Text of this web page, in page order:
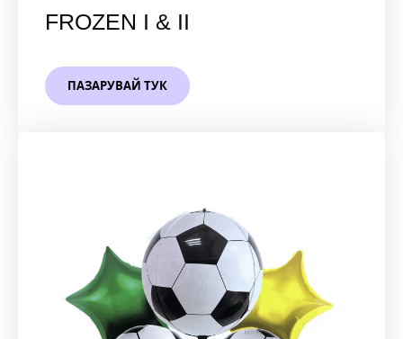
FROZEN I & II
ПАЗАРУВАЙ ТУК